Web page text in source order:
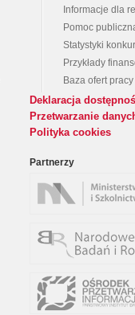
Informacje dla
Pomoc
Statystyki
Przykłady
Baza ofert pracy
Deklaracja
Przetwarzanie
Polityka cookies
Partnerzy